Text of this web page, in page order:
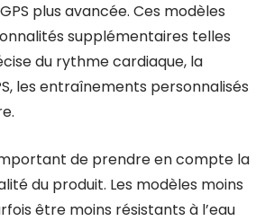
plus avancée. Ces modèles
supplémentaires telles
du rythme cardiaque, la
les entraînements personnalisés
de prendre en compte la
du produit. Les modèles moins
être moins résistants à l’eau